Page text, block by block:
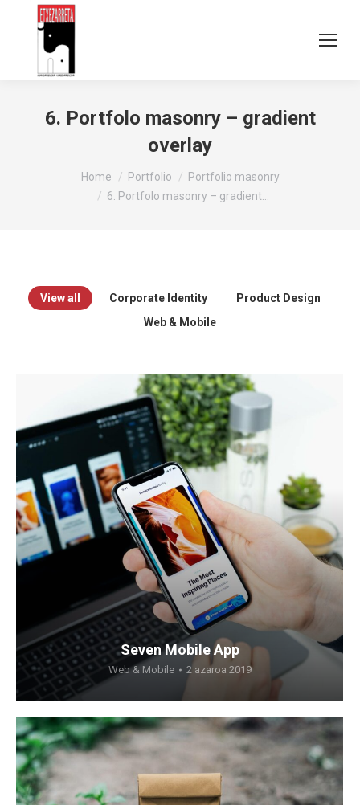
6. Portfolo masonry – gradient
overlay
You are here:Home Portfolio
Portfolio masonry
6. Portfolo masonry – gradient…
View all Corporate Identity
Product Design
Web & Mobile
Seven Mobile App
Web & Mobile 2 azaroa 2019